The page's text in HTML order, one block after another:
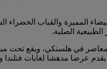
المميزة والقباب الخضراء
الصلبة.
في هلسنكي، ويقع تحت
عرضا مدهشا لغابات فنلندا